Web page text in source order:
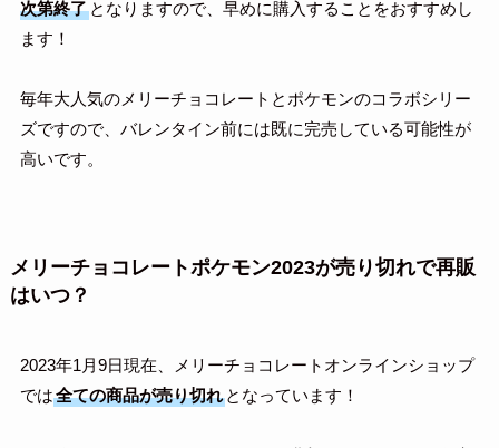
次第終了となりますので、早めに購入することをおすすめし
ます！
毎年大人気のメリーチョコレートとポケモンのコラボシリー
ズですので、バレンタイン前には既に完売している可能性が
高いです。
メリーチョコレートポケモン2023が売り切れで再販
はいつ？
2023年1月9日現在、メリーチョコレートオンラインショップ
では全ての商品が売り切れとなっています！